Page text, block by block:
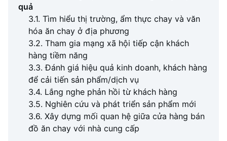
quả
3.1. Tìm hiểu thị trường, ẩm thực chay và văn
hóa ăn chay ở địa phương
3.2. Tham gia mạng xã hội tiếp cận khách
hàng tiềm năng
3.3. Đánh giá hiệu quả kinh doanh, khách hàng
để cải tiến sản phẩm/dịch vụ
3.4. Lắng nghe phản hồi từ khách hàng
3.5. Nghiên cứu và phát triển sản phẩm mới
3.6. Xây dựng mối quan hệ giữa cửa hàng bán
đồ ăn chay với nhà cung cấp